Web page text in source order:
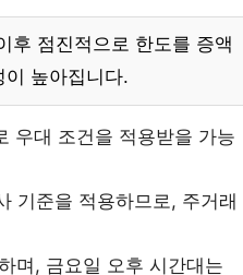
후 점진적으로 한도를 증액
높아집니다.
우대 조건을 적용받을 가능
기준을 적용하므로, 주거래
며, 금요일 오후 시간대는